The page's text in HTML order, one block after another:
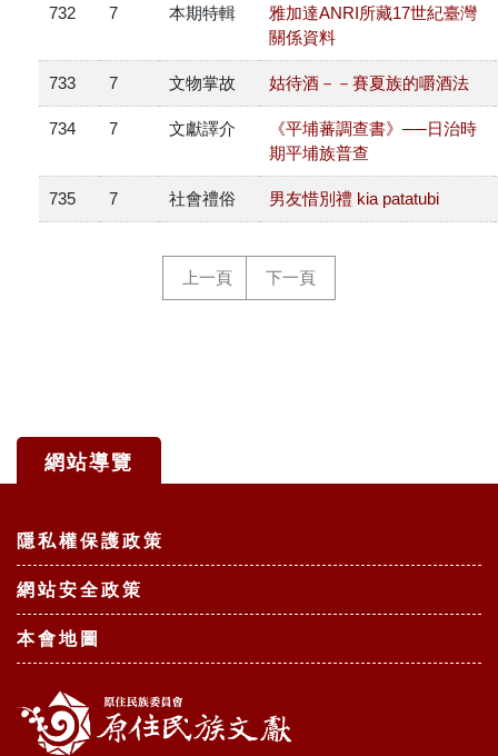
732 7 本期特輯
雅加達ANRI所藏17世紀臺灣
關係資料
733 7 文物掌故 姑待酒－－賽夏族的嚼酒法
734 7 文獻譯介
《平埔蕃調查書》──日治時
期平埔族普查
735 7 社會禮俗 男友惜別禮 kia patatubi
上一頁 下一頁
網站導覽
隱私權保護政策
網站安全政策
本會地圖